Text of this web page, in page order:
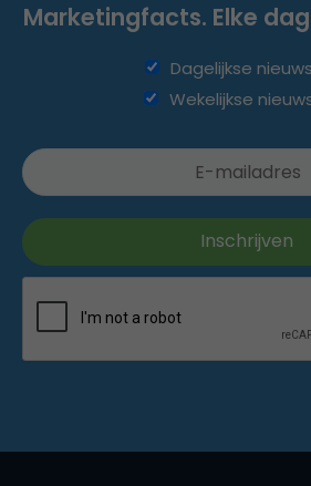
Marketingfacts. Elke
Dagelijkse
Wekelijkse